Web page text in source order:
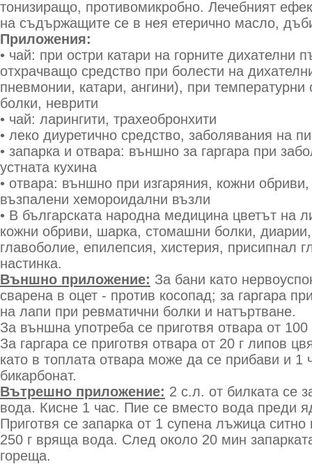
тонизиращо, противомикробно. Лечебният
на съдържащите се в нея етерично масло,
Приложения:
• чай: при остри катари на горните дихателни
отхрачващо средство при болести на
пневмонии, катари, ангини), при
болки, неврити
• чай: ларингити, трахеобронхити
• леко диуретично средство, заболявания на
• запарка и отвара: външно за гаргара при
устната кухина
• отвара: външно при изгаряния, кожни
възпалени хемороидални възли
• В българската народна медицина цветът на
кожни обриви, шарка, стомашни болки,
главоболие, епилепсия, хистерия, присипнал
настинка.
Външно приложение: За бани като
сварена в оцет - против косопад; за гаргара
на лапи при ревматични болки и натъртване.
За външна употреба се приготвя отвара от
За гаргара се приготвя отвара от 20 г липов
като в топлата отвара може да се прибави и 1
бикарбонат.
Вътрешно приложение: 2 с.л. от билката се
вода. Кисне 1 час. Пие се вместо вода преди
Приготвя се запарка от 1 супена лъжица
250 г вряща вода. След около 20 мин
гореща.